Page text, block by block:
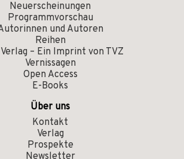
Neuerscheinungen
Programmvorschau
und Autoren
Reihen
– Ein Imprint von TVZ
Vernissagen
Open Access
E-Books
Über uns
Kontakt
Verlag
Prospekte
Newsletter